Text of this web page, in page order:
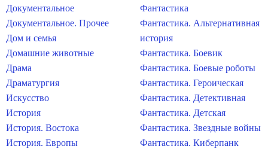
Документальное
Документальное. Прочее
Дом и семья
Домашние животные
Драма
Драматургия
Искусство
История
История. Востока
История. Европы
Фантастика
Фантастика. Альтернативная
история
Фантастика. Боевик
Фантастика. Боевые роботы
Фантастика. Героическая
Фантастика. Детективная
Фантастика. Детская
Фантастика. Звездные войны
Фантастика. Киберпанк